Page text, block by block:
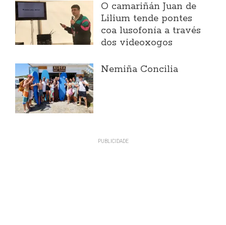
O camariñán Juan de
Lilium tende pontes
coa lusofonía a través
dos videoxogos
Nemiña Concilia